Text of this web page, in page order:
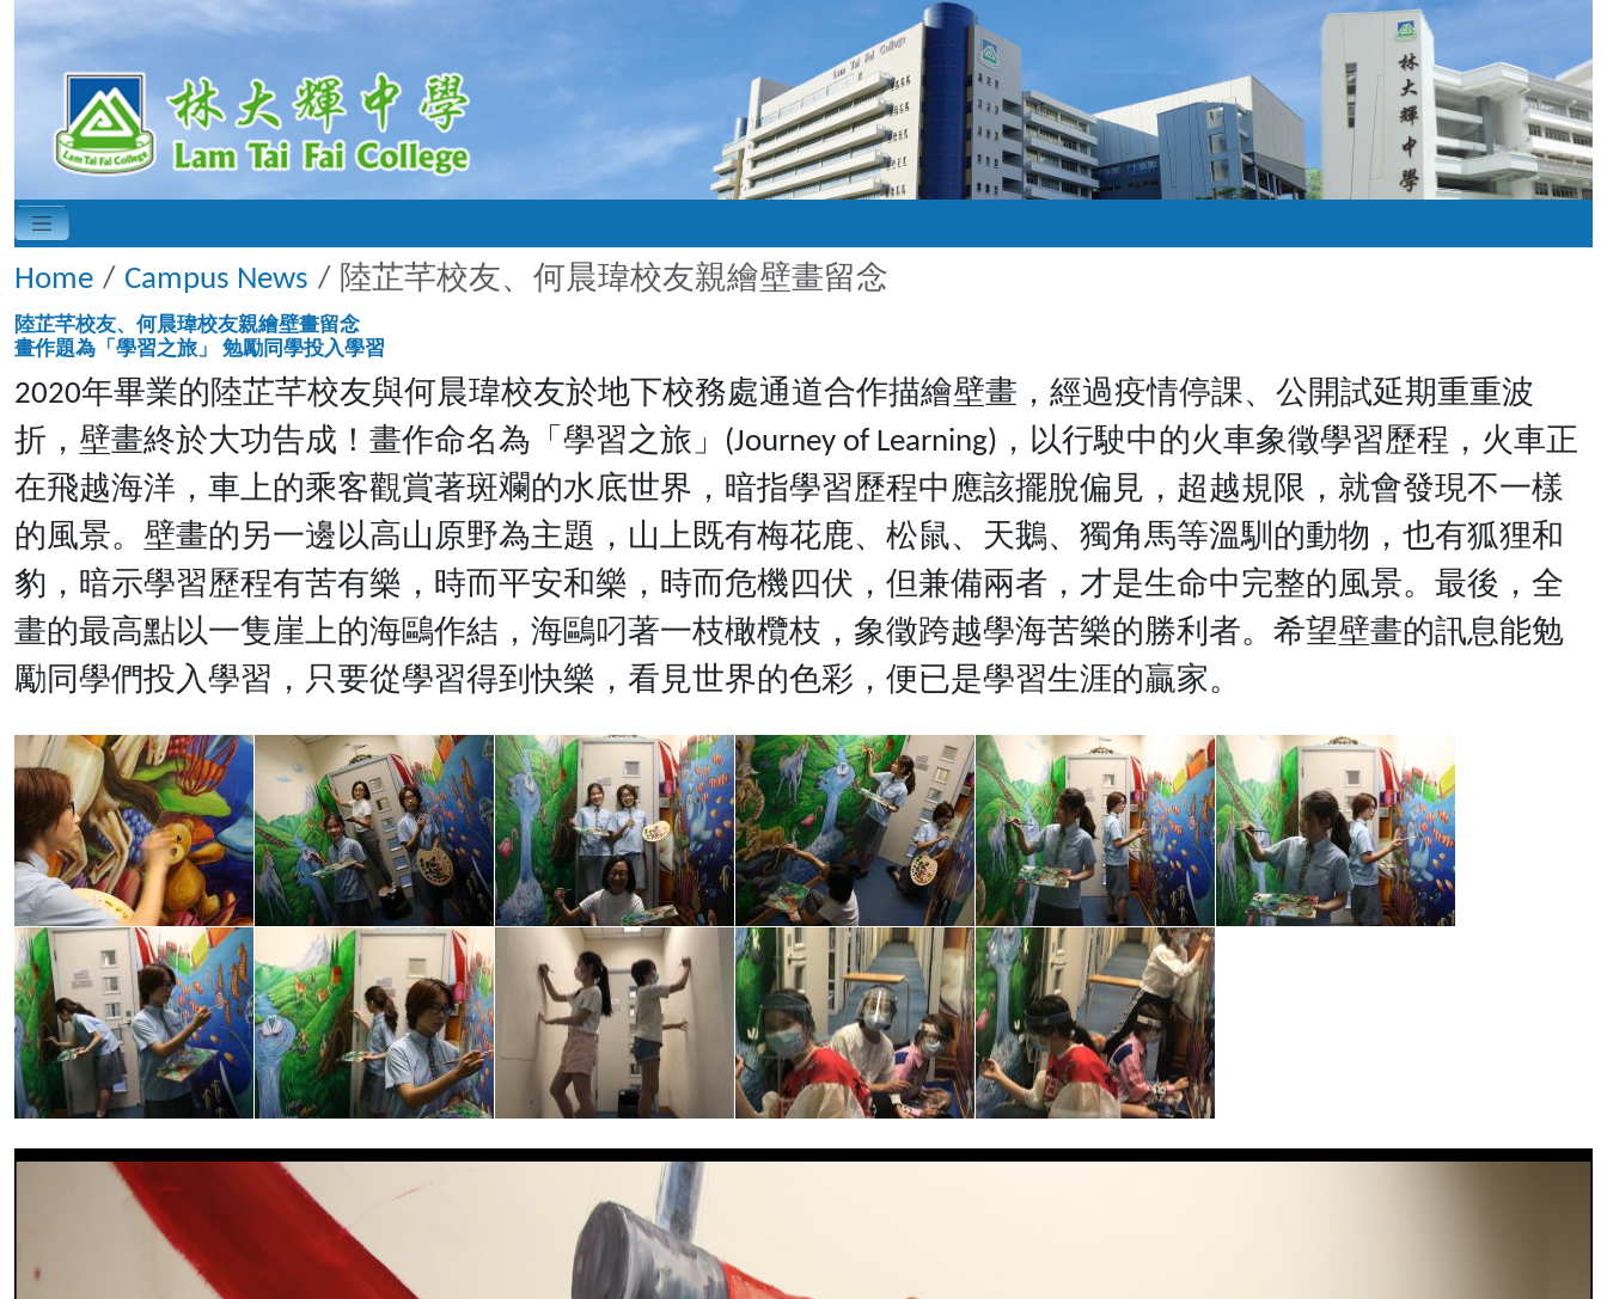
Home Campus News 陸芷芊校友、何晨瑋校友親繪壁畫留念
陸芷芊校友、何晨瑋校友親繪壁畫留念
畫作題為「學習之旅」 勉勵同學投入學習
2020年畢業的陸芷芊校友與何晨瑋校友於地下校務處通道合作描繪壁畫，經過疫情停課、公開試延期重重波
折，壁畫終於大功告成！畫作命名為「學習之旅」(Journey of Learning)，以行駛中的火車象徵學習歷程，火車正
在飛越海洋，車上的乘客觀賞著斑斕的水底世界，暗指學習歷程中應該擺脫偏見，超越規限，就會發現不一樣
的風景。壁畫的另一邊以高山原野為主題，山上既有梅花鹿、松鼠、天鵝、獨角馬等溫馴的動物，也有狐狸和
豹，暗示學習歷程有苦有樂，時而平安和樂，時而危機四伏，但兼備兩者，才是生命中完整的風景。最後，全
畫的最高點以一隻崖上的海鷗作結，海鷗叼著一枝橄欖枝，象徵跨越學海苦樂的勝利者。希望壁畫的訊息能勉
勵同學們投入學習，只要從學習得到快樂，看見世界的色彩，便已是學習生涯的贏家。